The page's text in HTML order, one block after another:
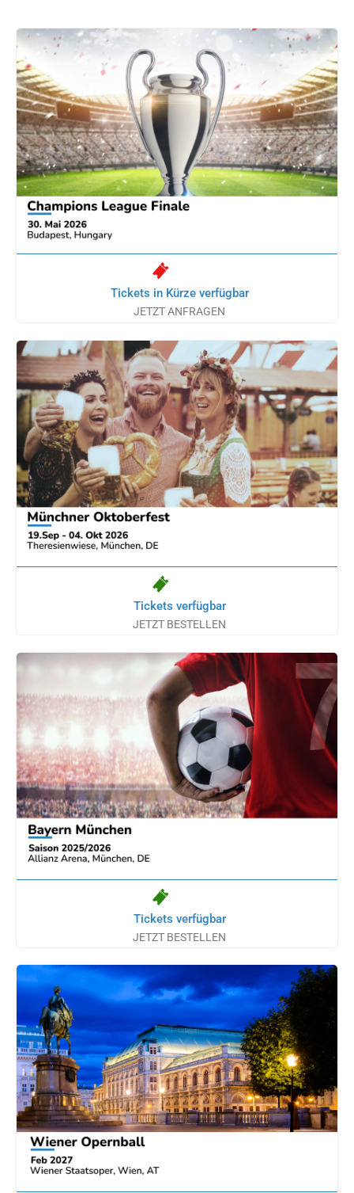
Tickets in Kürze verfügbar
JETZT ANFRAGEN
Tickets verfügbar
JETZT BESTELLEN
Tickets verfügbar
JETZT BESTELLEN